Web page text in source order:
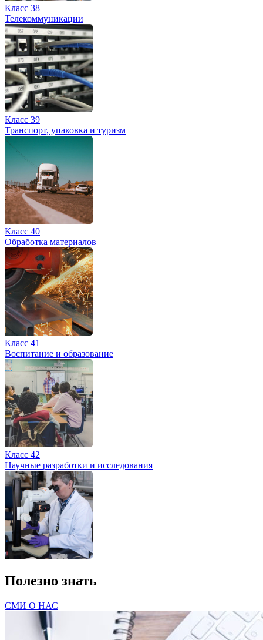
Класс 38
Телекоммуникации
Класс 39
Транспорт, упаковка и туризм
Класс 40
Обработка материалов
Класс 41
Воспитание и образование
Класс 42
Научные разработки и исследования
Полезно знать
СМИ О НАС